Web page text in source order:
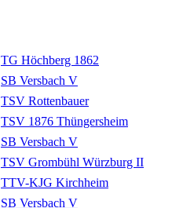
TG Höchberg 1862
SB Versbach V
TSV Rottenbauer
TSV 1876 Thüngersheim
SB Versbach V
TSV Grombühl Würzburg II
TTV-KJG Kirchheim
SB Versbach V